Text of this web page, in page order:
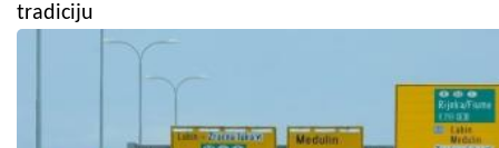
tradiciju